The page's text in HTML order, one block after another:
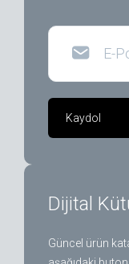
E-
Kaydol
Dijital
Güncel ürün